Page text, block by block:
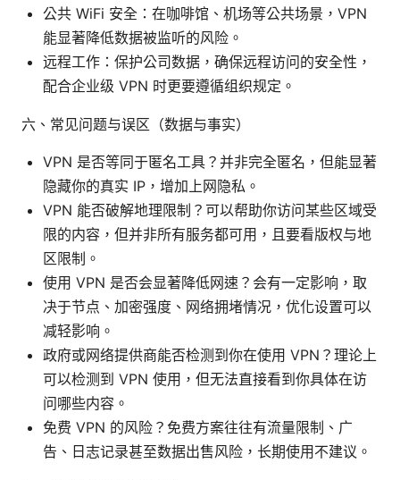
公共 WiFi 安全：在咖啡馆、机场等公共场景，VPN
能显著降低数据被监听的风险。
远程工作：保护公司数据，确保远程访问的安全性，
配合企业级 VPN 时更要遵循组织规定。
六、常见问题与误区（数据与事实）
VPN 是否等同于匿名工具？并非完全匿名，但能显著
隐藏你的真实 IP，增加上网隐私。
VPN 能否破解地理限制？可以帮助你访问某些区域受
限的内容，但并非所有服务都可用，且要看版权与地
区限制。
使用 VPN 是否会显著降低网速？会有一定影响，取
决于节点、加密强度、网络拥堵情况，优化设置可以
减轻影响。
政府或网络提供商能否检测到你在使用 VPN？理论上
可以检测到 VPN 使用，但无法直接看到你具体在访
问哪些内容。
免费 VPN 的风险？免费方案往往有流量限制、广
告、日志记录甚至数据出售风险，长期使用不建议。